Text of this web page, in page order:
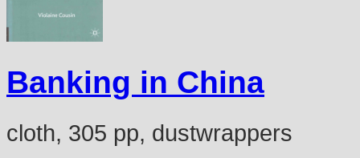
Banking in China
cloth, 305 pp, dustwrappers